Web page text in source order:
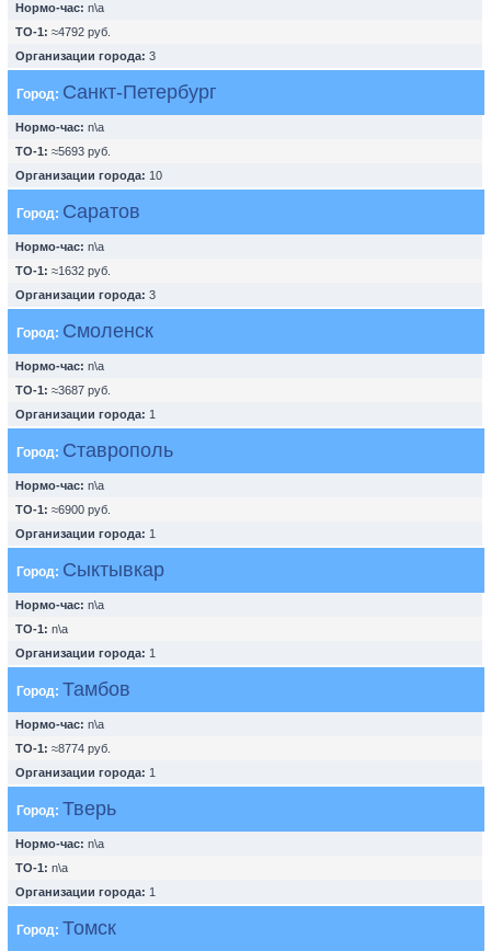
Нормо-час: n\a
ТО-1: ≈4792 руб.
Организации города: 3
Город: Санкт-Петербург
Нормо-час: n\a
ТО-1: ≈5693 руб.
Организации города: 10
Город: Саратов
Нормо-час: n\a
ТО-1: ≈1632 руб.
Организации города: 3
Город: Смоленск
Нормо-час: n\a
ТО-1: ≈3687 руб.
Организации города: 1
Город: Ставрополь
Нормо-час: n\a
ТО-1: ≈6900 руб.
Организации города: 1
Город: Сыктывкар
Нормо-час: n\a
ТО-1: n\a
Организации города: 1
Город: Тамбов
Нормо-час: n\a
ТО-1: ≈8774 руб.
Организации города: 1
Город: Тверь
Нормо-час: n\a
ТО-1: n\a
Организации города: 1
Город: Томск